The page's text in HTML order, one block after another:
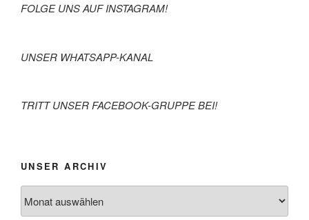
FOLGE UNS AUF INSTAGRAM!
UNSER WHATSAPP-KANAL
TRITT UNSER FACEBOOK-GRUPPE BEI!
UNSER ARCHIV